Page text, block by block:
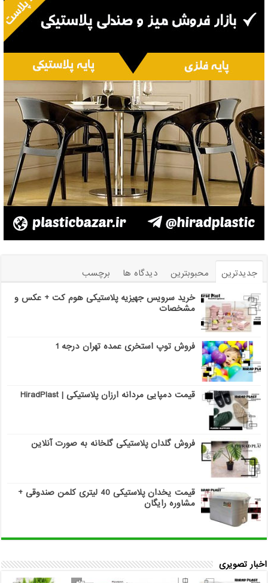
جدیدترین محبوبترین دیدگاه ها
برچسب
خرید سرویس جهیزیه پلاستیکی هوم کت + عکس و
مشخصات
فروش توپ استخری عمده تهران درجه 1
قیمت دمپایی مردانه ارزان پلاستیکی | HiradPlast
فروش گلدان پلاستیکی گلخانه به صورت آنلاین
قیمت یخدان پلاستیکی 40 لیتری کلمن صندوقی +
مشاوره رایگان
اخبار تصویری